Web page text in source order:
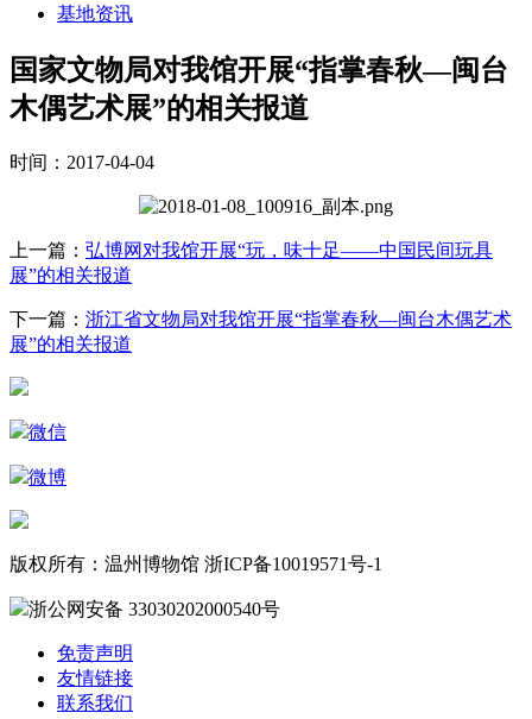
基地资讯
国家文物局对我馆开展“指掌春秋—闽台
木偶艺术展”的相关报道
时间：2017-04-04
上一篇： 弘博网对我馆开展“玩，味十足——中国民间玩具
展”的相关报道
下一篇： 浙江省文物局对我馆开展“指掌春秋—闽台木偶艺术
展”的相关报道
微信
微博
版权所有：温州博物馆 浙ICP备10019571号-1
浙公网安备 33030202000540号
免责声明
友情链接
联系我们